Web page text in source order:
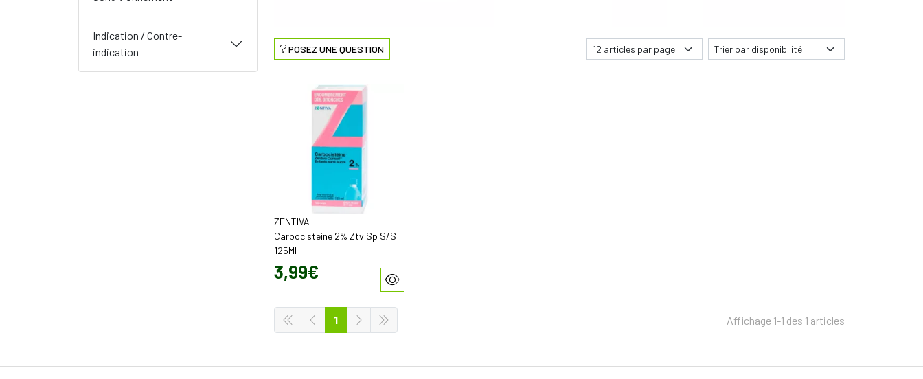
POSEZ UNE QUESTION
ZENTIVA
Carbocisteine 2% Ztv Sp S/S
125Ml
3,99€
Affichage 1-1 des 1 articles
1
Indication / Contre-
indication